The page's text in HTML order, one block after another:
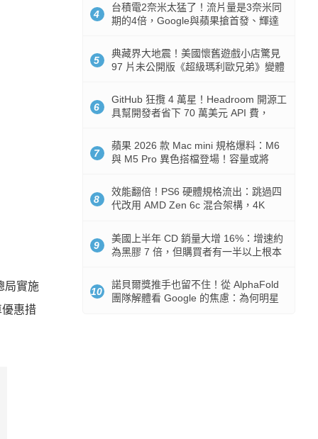
局實施
惠措
4
台積電2奈米太猛了！流片量是3奈米同
期的4倍，Google與蘋果搶首發、輝達
5
典藏界大地震！美國懷舊遊戲小店驚見
97 片未公開版《超級瑪利歐兄弟》變體
6
GitHub 狂攬 4 萬星！Headroom 開源工
具幫開發者省下 70 萬美元 API 費，
7
蘋果 2026 款 Mac mini 規格爆料：M6
與 M5 Pro 異色搭檔登場！容量或將
8
效能翻倍！PS6 硬體規格流出：跳過四
代改用 AMD Zen 6c 混合架構，4K
9
美國上半年 CD 銷量大增 16%：增速約
為黑膠 7 倍，但購買者有一半以上根本
10
諾貝爾獎推手也留不住！從 AlphaFold
團隊解體看 Google 的焦慮：為何明星